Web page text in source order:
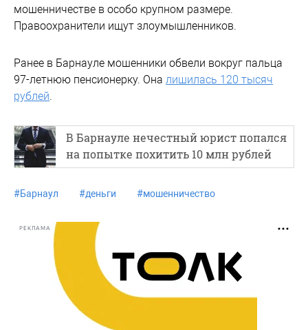
мошенничестве в особо крупном размере.
Правоохранители ищут злоумышленников.
Ранее в Барнауле мошенники обвели вокруг пальца
97-летнюю пенсионерку. Она лишилась 120 тысяч
рублей
В Барнауле нечестный юрист попался
на попытке похитить 10 млн рублей
#Барнаул #деньги #мошенничество
РЕКЛАМА